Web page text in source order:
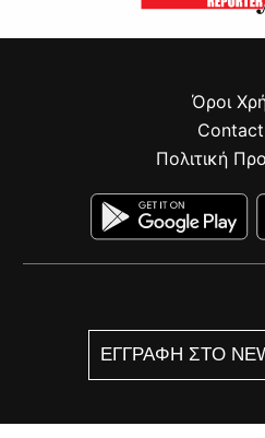
ΕΓΓΡΑΦΗ ΣΤΟ
Όροι
Πολιτική